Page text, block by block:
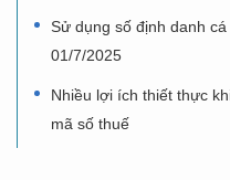
Sử dụng số định danh
01/7/2025
Nhiều lợi ích thiết thực
mã số thuế